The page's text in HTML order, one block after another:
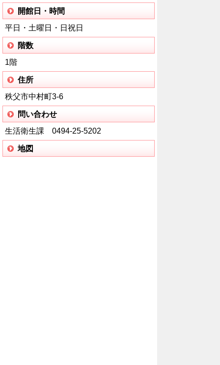
開館日・時間
平日・土曜日・日祝日
階数
1階
住所
秩父市中村町3-6
問い合わせ
生活衛生課 0494-25-5202
地図